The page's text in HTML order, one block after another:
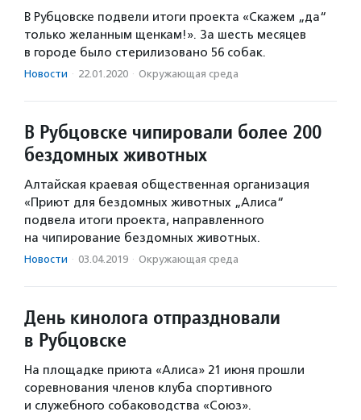
В Рубцовске подвели итоги проекта «Скажем „да“
только желанным щенкам!». За шесть месяцев
в городе было стерилизовано 56 собак.
Новости · 22.01.2020 · Окружающая среда
В Рубцовске чипировали более 200
бездомных животных
Алтайская краевая общественная организация
«Приют для бездомных животных „Алиса“
подвела итоги проекта, направленного
на чипирование бездомных животных.
Новости · 03.04.2019 · Окружающая среда
День кинолога отпраздновали
в Рубцовске
На площадке приюта «Алиса» 21 июня прошли
соревнования членов клуба спортивного
и служебного собаководства «Союз».